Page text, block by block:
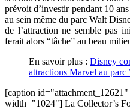
prévoit d’investir pendant 10
au sein même du parc Walt
de l’attraction ne semble pas
ferait alors “tâche” au beau
En savoir plus : Disney
attractions Marvel au
[caption
width="1024"] La Collector’s